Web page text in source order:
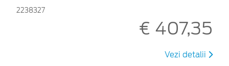
2238327
€ 407,35
Vezi detalii